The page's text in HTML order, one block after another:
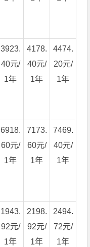
3923.
40元/
1年
4178.
40元/
1年
4474.
20元/
1年
6918.
60元/
1年
7173.
60元/
1年
7469.
40元/
1年
1943.
92元/
1年
2198.
92元/
1年
2494.
72元/
1年